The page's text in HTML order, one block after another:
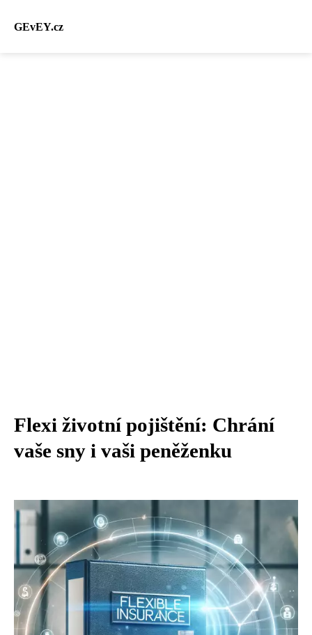
GEvEY.cz
Flexi životní pojištění: Chrání
vaše sny i vaši peněženku